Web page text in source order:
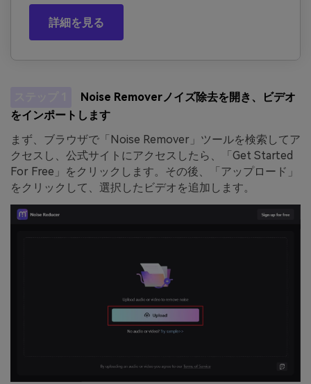
詳細を見る
Noise Removerノイズ除去を開き、ビデオ
をインポートします
まず、ブラウザで「Noise Remover」ツールを検索してア
クセスし、公式サイトにアクセスしたら、「Get Started
For Free」をクリックします。その後、「アップロード」
をクリックして、選択したビデオを追加します。